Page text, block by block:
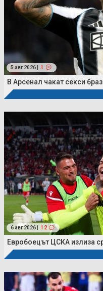
5 авг 2026 | 1
В Арсенал чакат секси
6 авг 2026 | 12
Евробоецът ЦСКА излиза